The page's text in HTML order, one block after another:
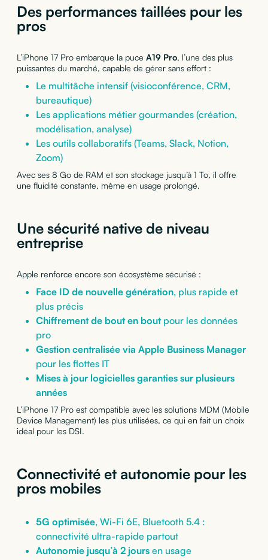
Des performances taillées pour les
pros
L’iPhone 17 Pro embarque la puce A19 Pro, l’une des plus
puissantes du marché, capable de gérer sans effort :
Le multitâche intensif (visioconférence, CRM,
bureautique)
Les applications métier gourmandes (création,
modélisation, analyse)
Les outils collaboratifs (Teams, Slack, Notion,
Zoom)
Avec ses 8 Go de RAM et son stockage jusqu’à 1 To, il offre
une fluidité constante, même en usage prolongé.
Une sécurité native de niveau
entreprise
Apple renforce encore son écosystème sécurisé :
Face ID de nouvelle génération, plus rapide et
plus précis
Chiffrement de bout en boutpour les données
pro
Gestion centralisée via Apple Business Manager
pour les flottes IT
Mises à jour logicielles garanties sur plusieurs
années
L’iPhone 17 Pro est compatible avec les solutions MDM (Mobile
Device Management) les plus utilisées, ce qui en fait un choix
idéal pour les DSI.
Connectivité et autonomie pour les
pros mobiles
5G optimisée, Wi-Fi 6E, Bluetooth 5.4 :
connectivité ultra-rapide partout
Autonomie jusqu’à 2 joursen usage